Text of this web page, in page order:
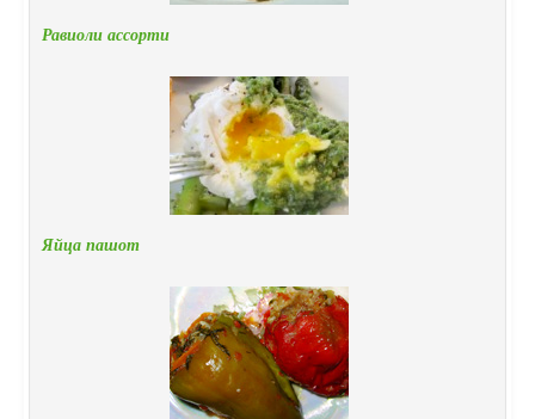
Равиоли ассорти
Яйца пашот